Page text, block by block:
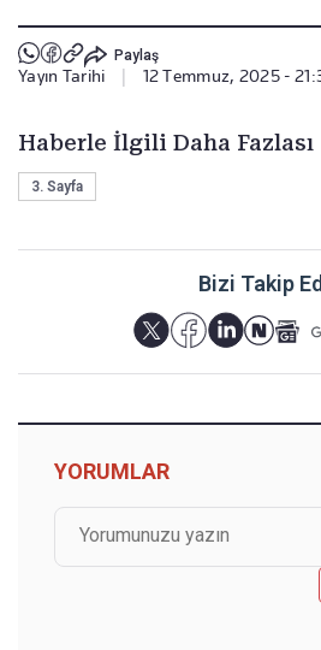
Paylaş
Yayın Tarihi 12 Temmuz, 2025 -
Haberle İlgili Daha Fazlası
3. Sayfa
Bizi Takip
YORUMLAR